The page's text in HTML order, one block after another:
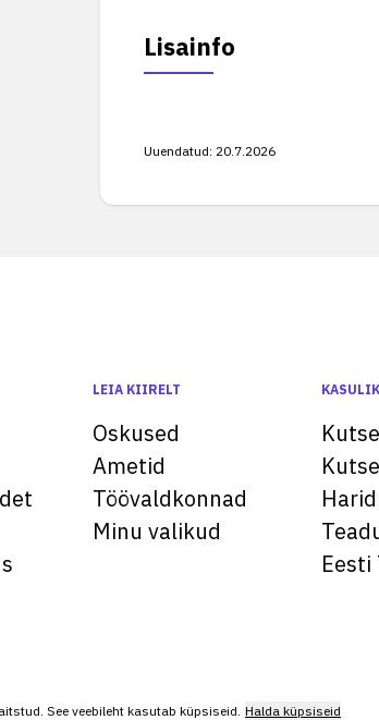
Lisainfo
Uuendatud: 20.7.2026
LEIA KIIRELT
Oskused
Ametid
Töövaldkonnad
Minu valikud
Eesti
See veebileht kasutab küpsiseid. Halda küpsiseid